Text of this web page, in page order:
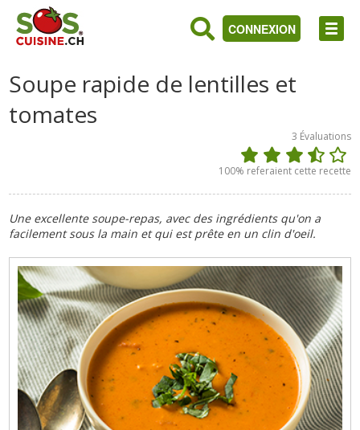
CONNEXION
Soupe rapide de lentilles et
tomates
3 Évaluations
100% referaient cette recette
Une excellente soupe-repas, avec des ingrédients qu'on a
facilement sous la main et qui est prête en un clin d'oeil.